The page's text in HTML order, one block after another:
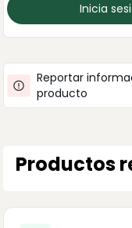
Inicia
Reportar
producto
Productos